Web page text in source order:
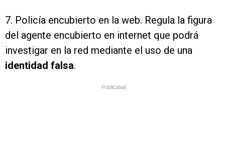
7. Policía encubierto en la web. Regula la figura
del agente encubierto en internet que podrá
investigar en la red mediante el uso de una
identidad falsa.
Publicidad